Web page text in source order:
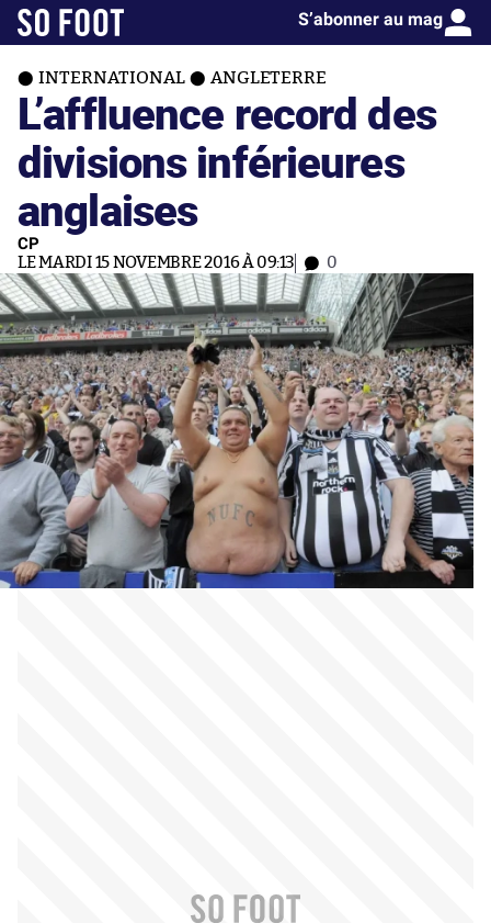
S’abonner au mag
INTERNATIONAL ANGLETERRE
L’affluence record des
divisions inférieures
anglaises
CP
LE MARDI 15 NOVEMBRE 2016 À 09:13 0